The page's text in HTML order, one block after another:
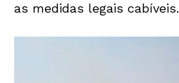
as medidas legais cabíveis.